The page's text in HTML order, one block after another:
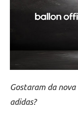
Gostaram da
adidas?